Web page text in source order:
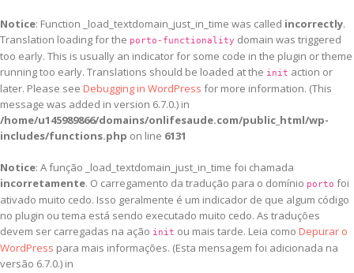
Notice: Function _load_textdomain_just_in_time was called incorrectly.
Translation loading for the porto-functionality domain was triggered
too early. This is usually an indicator for some code in the plugin or theme
running too early. Translations should be loaded at the init action or
later. Please see Debugging in WordPress for more information. (This
message was added in version 6.7.0.) in
/home/u145989866/domains/onlifesaude.com/public_html/wp-
includes/functions.php on line 6131
Notice: A função _load_textdomain_just_in_time foi chamada
incorretamente. O carregamento da tradução para o domínio porto foi
ativado muito cedo. Isso geralmente é um indicador de que algum código
no plugin ou tema está sendo executado muito cedo. As traduções
devem ser carregadas na ação init ou mais tarde. Leia como Depurar o
WordPress para mais informações. (Esta mensagem foi adicionada na
versão 6.7.0.) in